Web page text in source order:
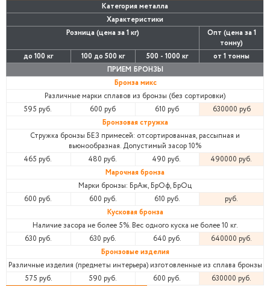
Категория металла
Характеристики
Розница (цена за 1 кг)
Опт (цена за 1
тонну)
до 100 кг
100 до 500 кг 500 - 1000 кг
от 1 тонны
ПРИЕМ БРОНЗЫ
Бронза микс
Различные марки сплавов из бронзы (без сортировки)
595 руб.
600 руб 610 руб
630000 руб
Бронзовая стружка
Стружка бронзы БЕЗ примесей: отсортированная, рассыпная и
вьюнообразная. Допустимый засор 10%
465 руб.
480 руб. 490 руб.
490000 руб.
Марочная бронза
Марки бронзы: БрАж, БрОф, БрОц
600 руб.
600 руб. 610 руб.
руб.
Кусковая бронза
Наличие засора не более 5%. Вес одного куска не более 10 кг.
630 руб.
630 руб. 640 руб.
640000 руб.
Бронзовые изделия
Различные изделия (предметы интерьера) изготовленные из сплава бронзы
575 руб.
590 руб. 600 руб. 630000 руб.